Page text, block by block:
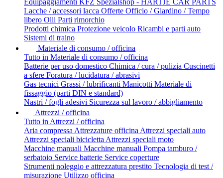
Equipaggiamenti KFZ Spezialshop - HARTJE CAR PARTS
Lacche / accessori lacca Offerte Officio / Giardino / Tempo
libero Olii Parti rimorchio
Prodotti chimica Protezione veicolo Ricambi e parti auto
Sistemi di traino
Materiale di consumo / officina
Tutto in Materiale di consumo / officina
Batterie per uso domestico Chimica / cura / pulizia Cuscinetti
a sfere Foratura / lucidatura / abrasivi
Gas tecnici Grassi / lubrificanti Manicotti Materiale di
fissaggio (parti DIN e standard)
Nastri / fogli adesivi Sicurezza sul lavoro / abbigliamento
Attrezzi / officina
Tutto in Attrezzi / officina
Aria compressa Attrezzature officina Attrezzi speciali auto
Attrezzi speciali bicicletta Attrezzi speciali moto
Macchine manuali Macchine manuali Pompa tamburo /
serbatoio Service batterie Service coperture
Strumenti noleggio e attrezzatura prestito Tecnologia di test /
misurazione Utilizzo officina